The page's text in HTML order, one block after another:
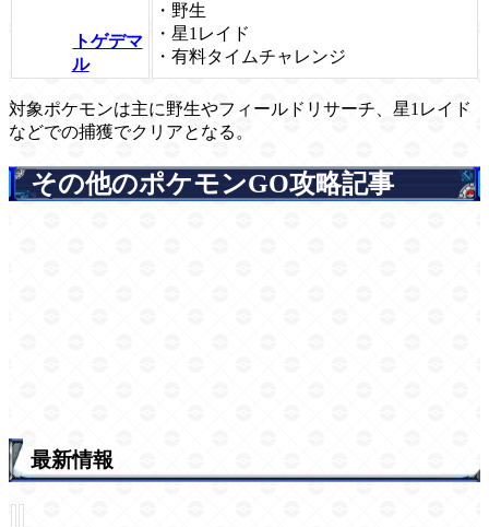
トゲデマ
ル
・野生
・星1レイド
・有料タイムチャレンジ
対象ポケモンは主に野生やフィールドリサーチ、星1レイド
などでの捕獲でクリアとなる。
その他のポケモンGO攻略記事
最新情報